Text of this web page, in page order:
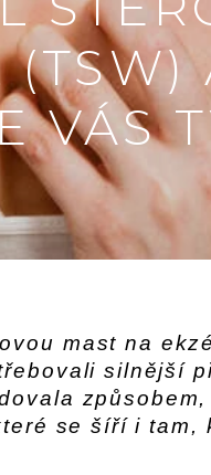
VÁS
mast na
silnější
se šíří i tam,